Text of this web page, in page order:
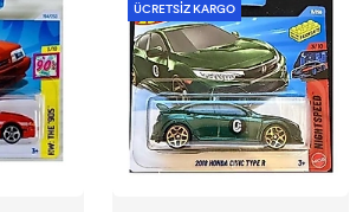
ÜCRETSİZ KARGO